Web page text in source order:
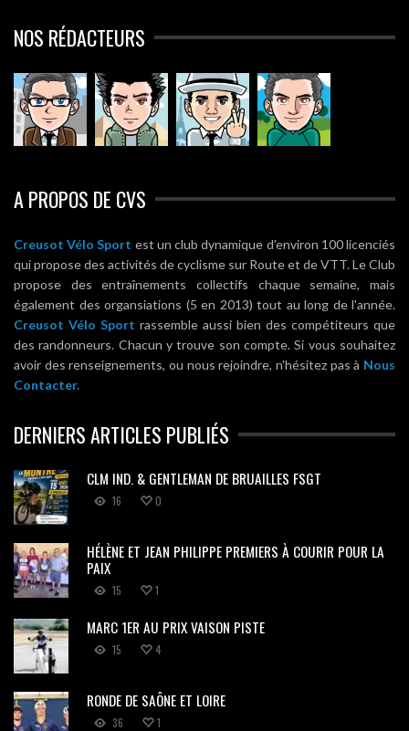
NOS RÉDACTEURS
A PROPOS DE CVS
Creusot Vélo Sport est un club dynamique d'environ 100 licenciés
qui propose des activités de cyclisme sur Route et de VTT. Le Club
propose des entraînements collectifs chaque semaine, mais
également des organsiations (5 en 2013) tout au long de l'année.
Creusot Vélo Sport rassemble aussi bien des compétiteurs que
des randonneurs. Chacun y trouve son compte. Si vous souhaitez
avoir des renseignements, ou nous rejoindre, n'hésitez pas à Nous
Contacter.
DERNIERS ARTICLES PUBLIÉS
CLM IND. & GENTLEMAN DE BRUAILLES FSGT
16 0
HÉLÈNE ET JEAN PHILIPPE PREMIERS À COURIR POUR LA
PAIX
15 1
MARC 1ER AU PRIX VAISON PISTE
15 4
RONDE DE SAÔNE ET LOIRE
36 1